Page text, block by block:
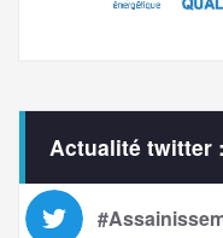
Actualité twitter